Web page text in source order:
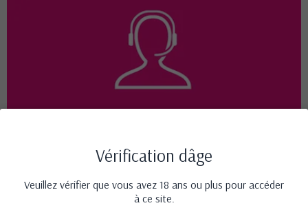
Vérification dâge
Veuillez vérifier que vous avez 18 ans ou plus pour accéder
à ce site.